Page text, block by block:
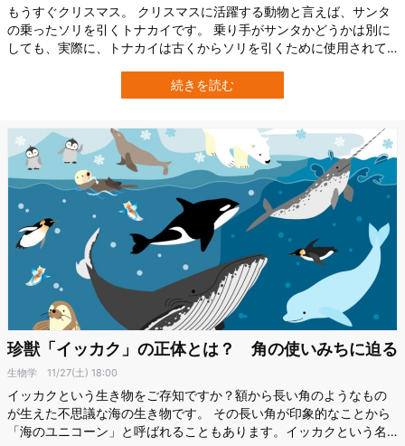
もうすぐクリスマス。 クリスマスに活躍する動物と言えば、サンタ
の乗ったソリを引くトナカイです。 乗り手がサンタかどうかは別に
しても、実際に、トナカイは古くからソリを引くために使用されて
のでしょうか？ ここでは、その5つの理由をトナカイの生態に寄せ
て紹介します。 ソリを引くのに適した5つの理由 Credit:
続きを読む
珍獣「イッカク」の正体とは？ 角の使いみちに迫る
生物学 11/27(土) 18:00
イッカクという生き物をご存知ですか？額から長い角のようなもの
が生えた不思議な海の生き物です。 その長い角が印象的なことから
「海のユニコーン」と呼ばれることもあります。イッカクという名